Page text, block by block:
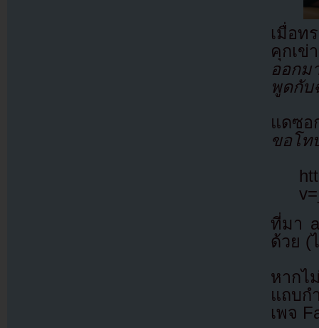
เมื่อท
คุกเข่
ออกม
พูดกับ
แดซอ
ขอโท
ที่มา
ด้วย (
หากไ
แถบก
เพจ